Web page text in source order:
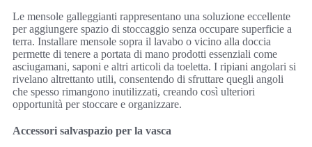
Le mensole galleggianti rappresentano una soluzione eccellente
per aggiungere spazio di stoccaggio senza occupare superficie a
terra. Installare mensole sopra il lavabo o vicino alla doccia
permette di tenere a portata di mano prodotti essenziali come
asciugamani, saponi e altri articoli da toeletta. I ripiani angolari si
rivelano altrettanto utili, consentendo di sfruttare quegli angoli
che spesso rimangono inutilizzati, creando così ulteriori
opportunità per stoccare e organizzare.
Accessori salvaspazio per la vasca